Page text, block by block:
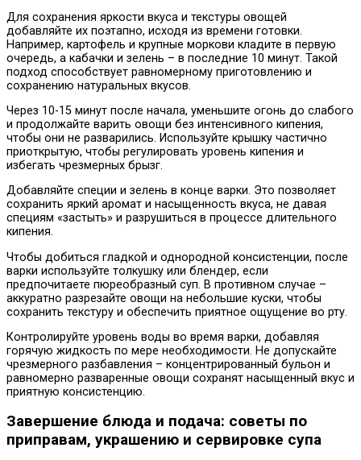
Для сохранения яркости вкуса и текстуры овощей
добавляйте их поэтапно, исходя из времени готовки.
Например, картофель и крупные моркови кладите в первую
очередь, а кабачки и зелень – в последние 10 минут. Такой
подход способствует равномерному приготовлению и
сохранению натуральных вкусов.
Через 10-15 минут после начала, уменьшите огонь до слабого
и продолжайте варить овощи без интенсивного кипения,
чтобы они не разварились. Используйте крышку частично
приоткрытую, чтобы регулировать уровень кипения и
избегать чрезмерных брызг.
Добавляйте специи и зелень в конце варки. Это позволяет
сохранить яркий аромат и насыщенность вкуса, не давая
специям «застыть» и разрушиться в процессе длительного
кипения.
Чтобы добиться гладкой и однородной консистенции, после
варки используйте толкушку или блендер, если
предпочитаете пюреобразный суп. В противном случае –
аккуратно разрезайте овощи на небольшие куски, чтобы
сохранить текстуру и обеспечить приятное ощущение во рту.
Контролируйте уровень воды во время варки, добавляя
горячую жидкость по мере необходимости. Не допускайте
чрезмерного разбавления – концентрированный бульон и
равномерно разваренные овощи сохранят насыщенный вкус и
приятную консистенцию.
Завершение блюда и подача: советы по
приправам, украшению и сервировке супа